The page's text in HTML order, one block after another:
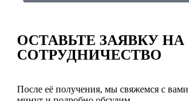
ОСТАВЬТЕ ЗАЯВКУ НА
СОТРУДНИЧЕСТВО
После её получения, мы свяжемся с